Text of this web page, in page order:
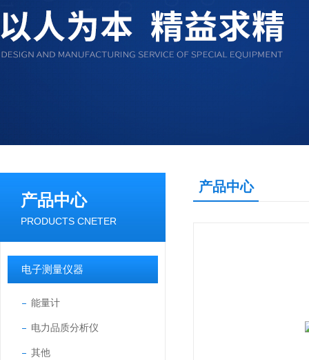
产品中心
PRODUCTS CNETER
电子测量仪器
能量计
电力品质分析仪
其他
产品中心